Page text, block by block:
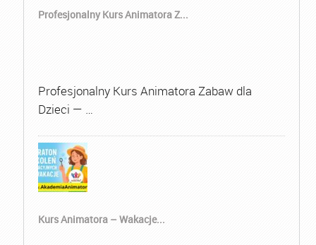
Profesjonalny Kurs Animatora Z...
Profesjonalny Kurs Animatora Zabaw dla
Dzieci — …
Kurs Animatora – Wakacje...